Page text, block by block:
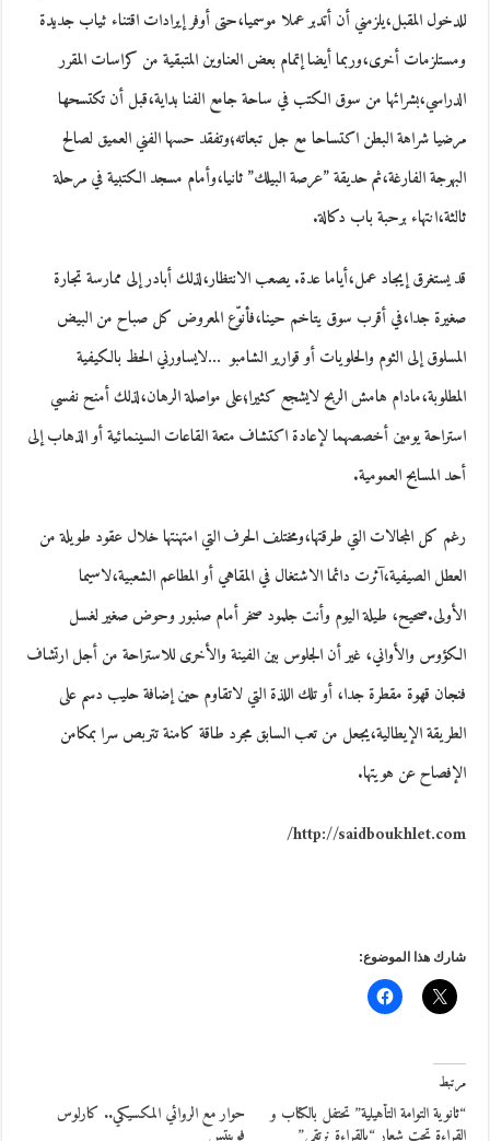
للدخول المقبل،يلزمني أن أتدبر عملا موسميا،حتى أوفر إيرادات اقتناء ثياب جديدة
ومستلزمات أخرى،وربما أيضا إتمام بعض العناوين المتبقية من كراسات المقرر
الدراسي،بشرائها من سوق الكتب في ساحة جامع الفنا بداية،قبل أن تكتسحها
مرضيا شراهة البطن اكتساحا مع جل تبعاته؛وتفقد حسها الفني العميق لصالح
البهرجة الفارغة،ثم حديقة ”عرصة البيلك” ثانيا،وأمام مسجد الكتبية في مرحلة
ثالثة،انتهاء برحبة باب دكالة.
قد يستغرق إيجاد عمل،أياما عدة. يصعب الانتظار،لذلك أبادر إلى ممارسة تجارة
صغيرة جدا،في أقرب سوق يتاخم حينا،فأنوّع المعروض كل صباح من البيض
المسلوق إلى الثوم والحلويات أو قوارير الشامبو …لايساورني الحظ بالكيفية
المطلوبة،مادام هامش الربح لايشجع كثيرا؛على مواصلة الرهان،لذلك أمنح نفسي
استراحة يومين أخصصهما لإعادة اكتشاف متعة القاعات السينمائية أو الذهاب إلى
أحد المسابح العمومية.
رغم كل المجالات التي طرقتها،ومختلف الحرف التي امتهنتها خلال عقود طويلة من
العطل الصيفية،آثرت دائما الاشتغال في المقاهي أو المطاعم الشعبية،لاسيما
الأولى.صحيح، طيلة اليوم وأنت جلمود صخر أمام صنبور وحوض صغير لغسل
الكؤوس والأواني، غير أن الجلوس بين الفينة والأخرى للاستراحة من أجل ارتشاف
فنجان قهوة مقطرة جدا، أو تلك اللذة التي لاتقاوم حين إضافة حليب دسم على
الطريقة الإيطالية،يجعل من تعب السابق مجرد طاقة كامنة تتربص سرا بمكامن
الإفصاح عن هويتها.
http://saidboukhlet.com/
شارك هذا الموضوع:
مرتبط
“ثانوية التوامة التأهيلية” تحتفل بالكتاب و
حوار مع الروائي المكسيكي.. كارلوس